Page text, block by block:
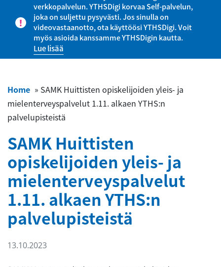
verkkopalvelun. YTHSDigi korvaa Self-palvelun,
joka on suljettu pysyvästi. Jos sinulla on
videovastaanotto, ota käyttöösi YTHSDigi. Voit
myös asioida kanssamme YTHSDigin kautta.
Lue lisää
Home » SAMK Huittisten opiskelijoiden yleis- ja
mielenterveyspalvelut 1.11. alkaen YTHS:n
palvelupisteistä
SAMK Huittisten
opiskelijoiden yleis- ja
mielenterveyspalvelut
1.11. alkaen YTHS:n
palvelupisteistä
13.10.2023